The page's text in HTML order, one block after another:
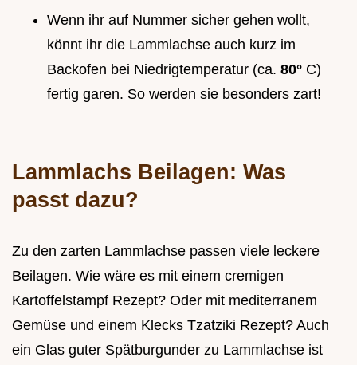
Wenn ihr auf Nummer sicher gehen wollt,
könnt ihr die Lammlachse auch kurz im
Backofen bei Niedrigtemperatur (ca. 80° C)
fertig garen. So werden sie besonders zart!
Lammlachs Beilagen: Was
passt dazu?
Zu den zarten Lammlachse passen viele leckere
Beilagen. Wie wäre es mit einem cremigen
Kartoffelstampf Rezept? Oder mit mediterranem
Gemüse und einem Klecks Tzatziki Rezept? Auch
ein Glas guter Spätburgunder zu Lammlachse ist